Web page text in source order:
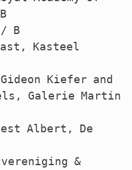
B
Kasteel
Kiefer and
Galerie Martin
Albert, De
&